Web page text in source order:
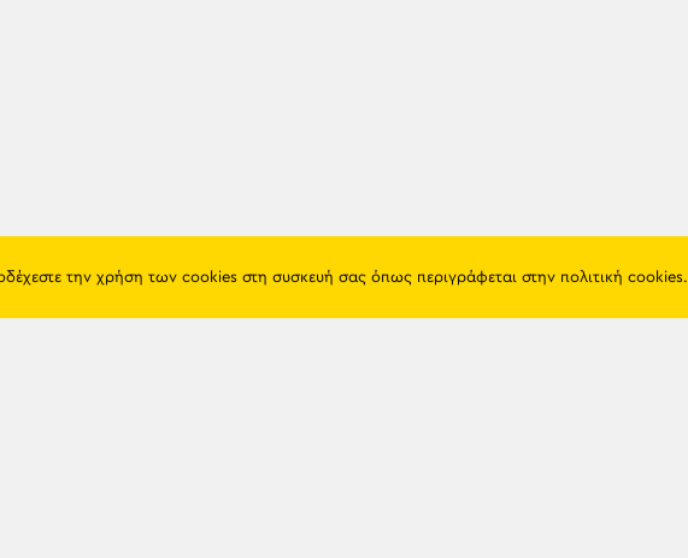
την χρήση των cookies στη συσκευή σας όπως περιγράφεται στην πολιτική cookies.